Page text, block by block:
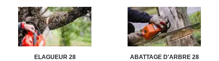
ELAGUEUR 28 ABATTAGE D'ARBRE 28